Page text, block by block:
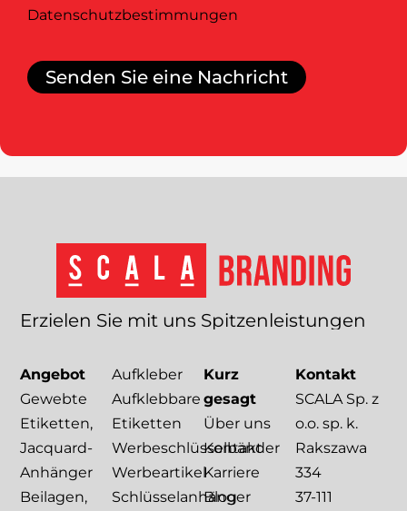
Datenschutzbestimmungen
Senden Sie eine Nachricht
Angebot
Gewebte
Etiketten,
Jacquard-
Anhänger
Beilagen,
Aufkleber
Aufklebbare
Etiketten
Werbeschlüsselbänder
Werbeartikel
Schlüsselanhänger
Kurz
gesagt
Über uns
Kontakt
Karriere
Blog
Kontakt
SCALA Sp. z
o.o. sp. k.
Rakszawa
334
37-111
Erzielen Sie mit uns Spitzenleistungen